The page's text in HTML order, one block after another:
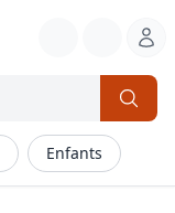
Enfants